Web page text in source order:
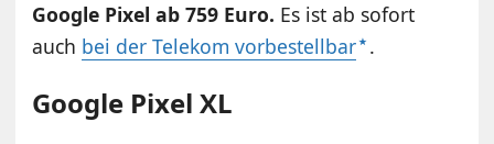
Google Pixel ab 759 Euro. Es ist ab sofort
auch bei der Telekom vorbestellbar .
Google Pixel XL